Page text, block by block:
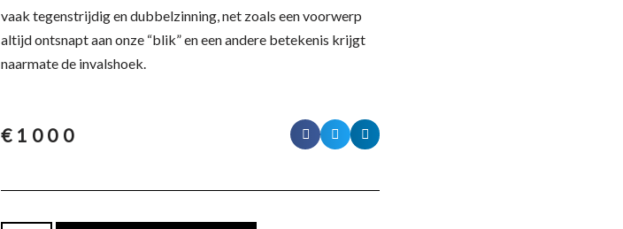
vaak tegenstrijdig en dubbelzinning, net zoals een voorwerp
altijd ontsnapt aan onze “blik” en een andere betekenis krijgt
naarmate de invalshoek.
€ 1000